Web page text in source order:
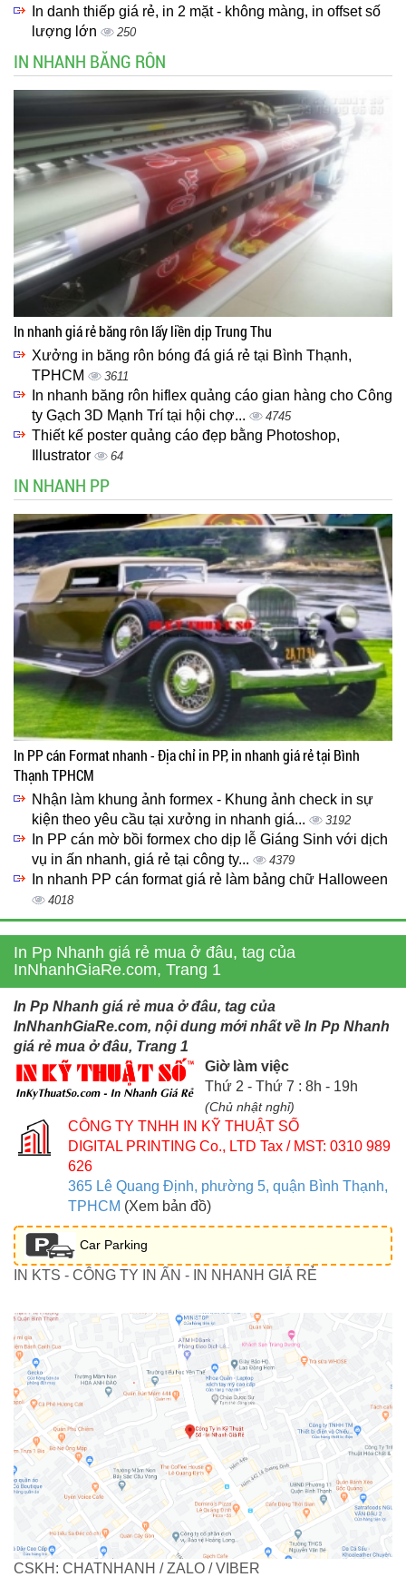
In danh thiếp giá rẻ, in 2 mặt - không màng, in offset số
lượng lớn
250
IN NHANH BĂNG RÔN
In nhanh giá rẻ băng rôn lấy liền dịp Trung Thu
Xưởng in băng rôn bóng đá giá rẻ tại Bình Thạnh,
TPHCM
3611
In nhanh băng rôn hiflex quảng cáo gian hàng cho Công
ty Gạch 3D Mạnh Trí tại hội chợ...
4745
Thiết kế poster quảng cáo đẹp bằng Photoshop,
Illustrator
64
IN NHANH PP
In PP cán Format nhanh - Địa chỉ in PP, in nhanh giá rẻ tại Bình
Thạnh TPHCM
Nhận làm khung ảnh formex - Khung ảnh check in sự
kiện theo yêu cầu tại xưởng in nhanh giá...
3192
In PP cán mờ bồi formex cho dịp lễ Giáng Sinh với dịch
vụ in ấn nhanh, giá rẻ tại công ty...
4379
In nhanh PP cán format giá rẻ làm bảng chữ Halloween
4018
In Pp Nhanh giá rẻ mua ở đâu, tag của
InNhanhGiaRe.com, Trang 1
In Pp Nhanh giá rẻ mua ở đâu, tag của
InNhanhGiaRe.com, nội dung mới nhất về In Pp Nhanh
giá rẻ mua ở đâu, Trang 1
Giờ làm việc
Thứ 2 - Thứ 7 : 8h - 19h
(Chủ nhật nghỉ)
CÔNG TY TNHH IN KỸ THUẬT SỐ
DIGITAL PRINTING Co., LTD Tax / MST: 0310 989
626
365 Lê Quang Định, phường 5, quận Bình Thạnh,
TPHCM (Xem bản đồ)
Car Parking
IN KTS - CÔNG TY IN ẤN - IN NHANH GIÁ RẺ
CSKH: CHATNHANH / ZALO / VIBER